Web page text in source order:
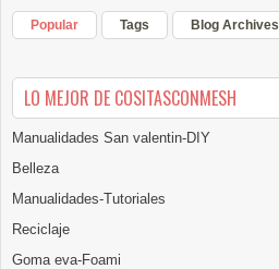
Popular Tags Blog Archives
LO MEJOR DE COSITASCONMESH
Manualidades San valentin-DIY
Belleza
Manualidades-Tutoriales
Reciclaje
Goma eva-Foami